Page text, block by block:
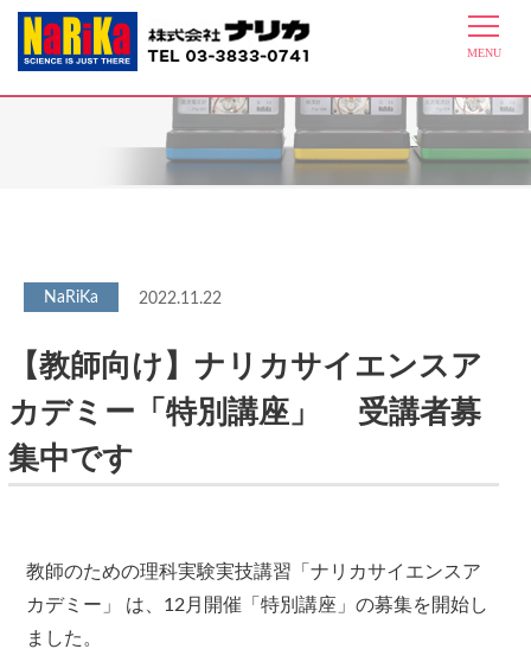
最新情報
2022.11.22
【教師向け】ナリカサイエンスア
カデミー「特別講座」 受講者募
集中です
教師のための理科実験実技講習「ナリカサイエンスア
カデミー」 は、12月開催「特別講座」の募集を開始し
ました。